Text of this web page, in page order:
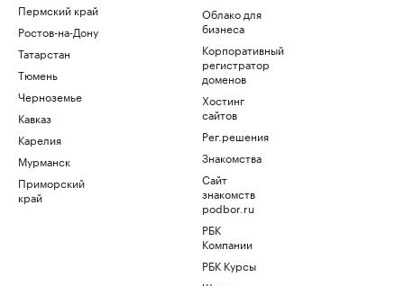
Пермский край
Ростов-на-Дону
Татарстан
Тюмень
Черноземье
Кавказ
Карелия
Мурманск
Приморский
край
Облако для
бизнеса
Корпоративный
регистратор
доменов
Хостинг
сайтов
Рег.решения
Знакомства
Сайт
знакомств
podbor.ru
РБК
Компании
РБК Курсы